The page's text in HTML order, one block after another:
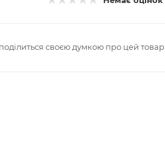
своєю думкою про цей товар